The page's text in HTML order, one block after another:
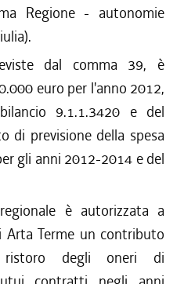
Regione - autonomie
dal comma 39, è
euro per l'anno 2012,
9.1.1.3420 e del
di previsione della spesa
gli anni 2012-2014 e del
è autorizzata a
Arta Terme un contributo
degli oneri di